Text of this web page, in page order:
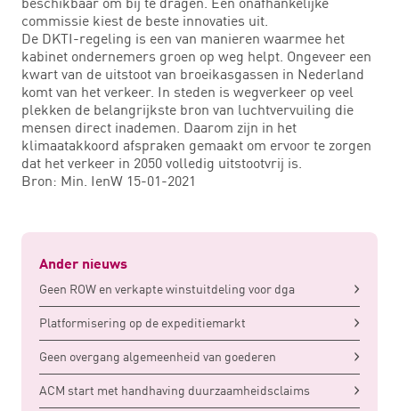
commissie kiest de beste innovaties uit.
De DKTI-regeling is een van manieren waarmee het
kabinet ondernemers groen op weg helpt. Ongeveer een
kwart van de uitstoot van broeikasgassen in Nederland
komt van het verkeer. In steden is wegverkeer op veel
plekken de belangrijkste bron van luchtvervuiling die
mensen direct inademen. Daarom zijn in het
klimaatakkoord afspraken gemaakt om ervoor te zorgen
dat het verkeer in 2050 volledig uitstootvrij is.
Bron: Min. IenW 15-01-2021
Ander nieuws
Geen ROW en verkapte winstuitdeling voor dga
Platformisering op de expeditiemarkt
Geen overgang algemeenheid van goederen
ACM start met handhaving duurzaamheidsclaims